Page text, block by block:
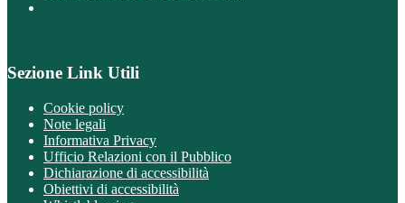
Sezione Link Utili
Cookie policy
Note legali
Informativa Privacy
Ufficio Relazioni con il Pubblico
Dichiarazione di accessibilità
Obiettivi di accessibilità